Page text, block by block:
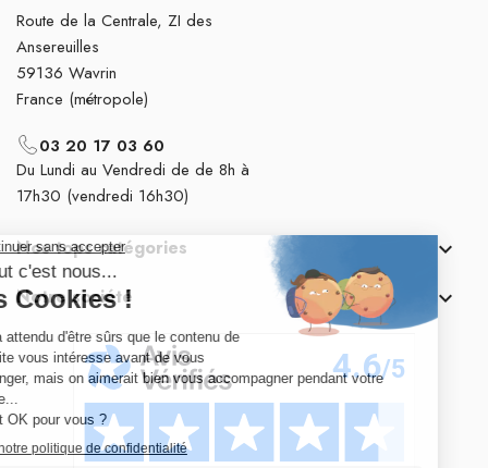
Route de la Centrale, ZI des
Ansereuilles
59136 Wavrin
France (métropole)
03 20 17 03 60
Du Lundi au Vendredi de de 8h à
17h30 (vendredi 16h30)
Nos tops catégories 
Notre société 